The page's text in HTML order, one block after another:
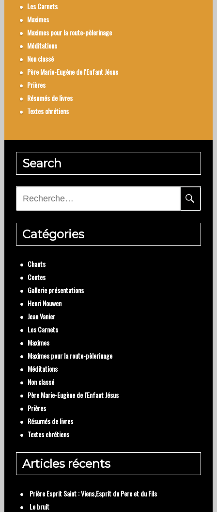
Les Carnets
Maximes
Maximes pour la route-pèlerinage
Méditations
Non classé
Père Marie-Eugène de l'Enfant Jésus
Prières
Résumés de livres
Textes chrétiens
Search
Rechercher :
Catégories
Chants
Contes
Gallerie présentations
Henri Nouwen
Jean Vanier
Les Carnets
Maximes
Maximes pour la route-pèlerinage
Méditations
Non classé
Père Marie-Eugène de l'Enfant Jésus
Prières
Résumés de livres
Textes chrétiens
Articles récents
Prière Esprit Saint : Viens,Esprit du Pere et du Fils
Le bruit